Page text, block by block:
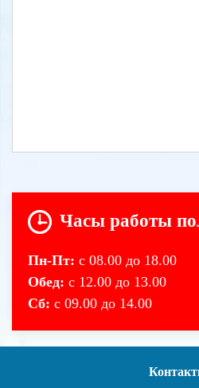
Часы работы
Пн-Пт: с 08.00 до 18.00
Обед: с 12.00 до 13.00
Сб: с 09.00 до 14.00